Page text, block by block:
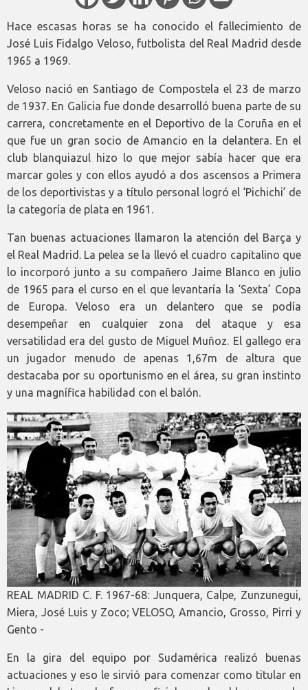
Hace escasas horas se ha conocido el fallecimiento de
José Luis Fidalgo Veloso, futbolista del Real Madrid desde
1965 a 1969.
Veloso nació en Santiago de Compostela el 23 de marzo
de 1937. En Galicia fue donde desarrolló buena parte de su
carrera, concretamente en el Deportivo de la Coruña en el
que fue un gran socio de Amancio en la delantera. En el
club blanquiazul hizo lo que mejor sabía hacer que era
marcar goles y con ellos ayudó a dos ascensos a Primera
de los deportivistas y a título personal logró el ‘Pichichi’ de
la categoría de plata en 1961.
Tan buenas actuaciones llamaron la atención del Barça y
el Real Madrid. La pelea se la llevó el cuadro capitalino que
lo incorporó junto a su compañero Jaime Blanco en julio
de 1965 para el curso en el que levantaría la ‘Sexta’ Copa
de Europa. Veloso era un delantero que se podía
desempeñar en cualquier zona del ataque y esa
versatilidad era del gusto de Miguel Muñoz. El gallego era
un jugador menudo de apenas 1,67m de altura que
destacaba por su oportunismo en el área, su gran instinto
y una magnífica habilidad con el balón.
REAL MADRID C. F. 1967-68: Junquera, Calpe, Zunzunegui,
Miera, José Luis y Zoco; VELOSO, Amancio, Grosso, Pirri y
Gento -
En la gira del equipo por Sudamérica realizó buenas
actuaciones y eso le sirvió para comenzar como titular en